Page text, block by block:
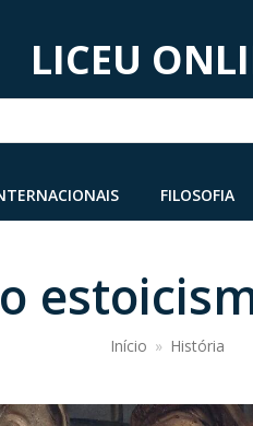
LICEU
FILOSOFIA
Início » História